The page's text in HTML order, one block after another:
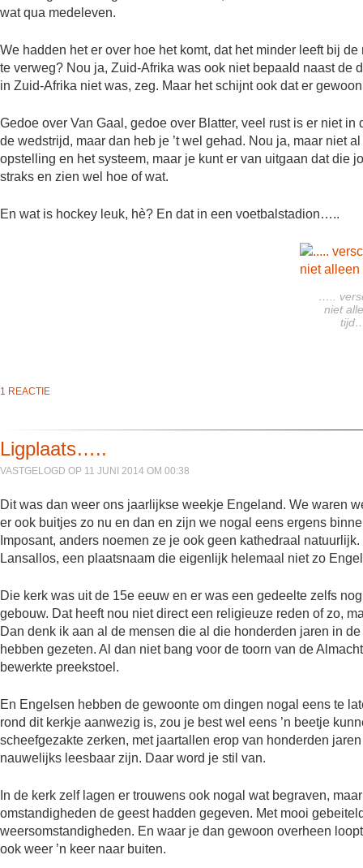
wat qua medeleven.
We hadden het er over hoe het komt, dat het minder leeft bij
te verweg? Nou ja, Zuid-Afrika was ook niet bepaald naast de
in Zuid-Afrika niet was, zeg. Maar het schijnt ook dat er
Gedoe over Van Gaal, gedoe over Blatter, veel rust is er niet
de wedstrijd, maar dan heb je ’t wel gehad. Nou ja, maar niet
opstelling en het systeem, maar je kunt er van uitgaan dat die
straks en zien wel hoe of wat.
En wat is hockey leuk, hè? En dat in een voetbalstadion…..
…..
niet
1 REACTIE
Ligplaats…..
VASTGELOGD OP 11 JUNI 2014 OM 00:38
Dit was dan weer ons jaarlijkse weekje Engeland. We waren
er ook buitjes zo nu en dan en zijn we nogal eens ergens
Imposant, anders noemen ze je ook geen kathedraal
Lansallos, een plaatsnaam die eigenlijk helemaal niet zo
Die kerk was uit de 15e eeuw en er was een gedeelte zelfs
gebouw. Dat heeft nou niet direct een religieuze reden of zo,
Dan denk ik aan al de mensen die al die honderden jaren in
hebben gezeten. Al dan niet bang voor de toorn van de
bewerkte preekstoel.
En Engelsen hebben de gewoonte om dingen nogal eens te
rond dit kerkje aanwezig is, zou je best wel eens ’n beetje
scheefgezakte zerken, met jaartallen erop van honderden
nauwelijks leesbaar zijn. Daar word je stil van.
In de kerk zelf lagen er trouwens ook nogal wat begraven,
omstandigheden de geest hadden gegeven. Met mooi
weersomstandigheden. En waar je dan gewoon overheen
ook weer ’n keer naar buiten.